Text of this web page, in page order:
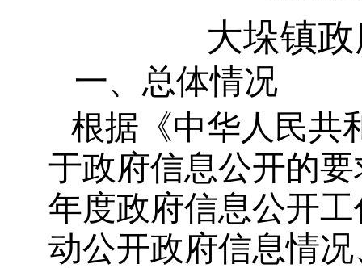
大垛镇
一、总体情况
根据《中华人民共
于政府信息公开的
年度政府信息公开
动公开政府信息情